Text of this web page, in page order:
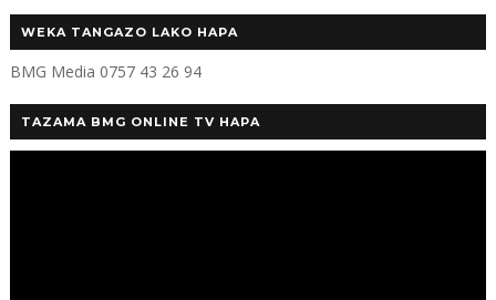
WEKA TANGAZO LAKO HAPA
BMG Media 0757 43 26 94
TAZAMA BMG ONLINE TV HAPA